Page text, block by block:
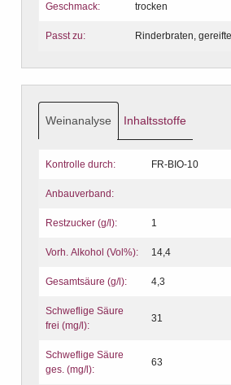
Geschmack: trocken
Passt zu: Rinderbraten,
Weinanalyse Inhaltsstoffe
Kontrolle durch: FR-BIO-10
Anbauverband:
Restzucker (g/l): 1
Vorh. Alkohol (Vol%): 14,4
Gesamtsäure (g/l): 4,3
Schweflige Säure
frei (mg/l):
31
Schweflige Säure
ges. (mg/l):
63